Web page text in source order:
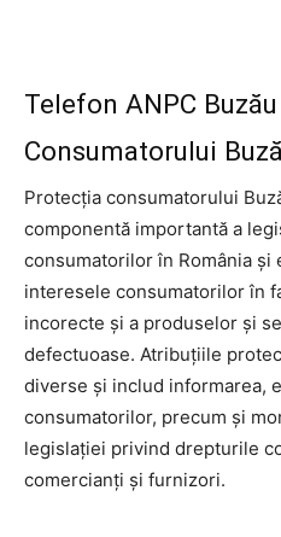
Telefon ANPC
Consumatorului
Protecția consumatorului
componentă importantă a
consumatorilor în România și
interesele consumatorilor în
incorecte și a produselor și
defectuoase. Atribuțiile
diverse și includ informarea,
consumatorilor, precum și
legislației privind drepturile
comercianți și furnizori.